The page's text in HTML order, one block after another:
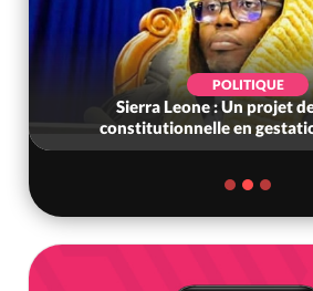
POLITIQUE
Sierra Leone : Un projet
constitutionnelle en